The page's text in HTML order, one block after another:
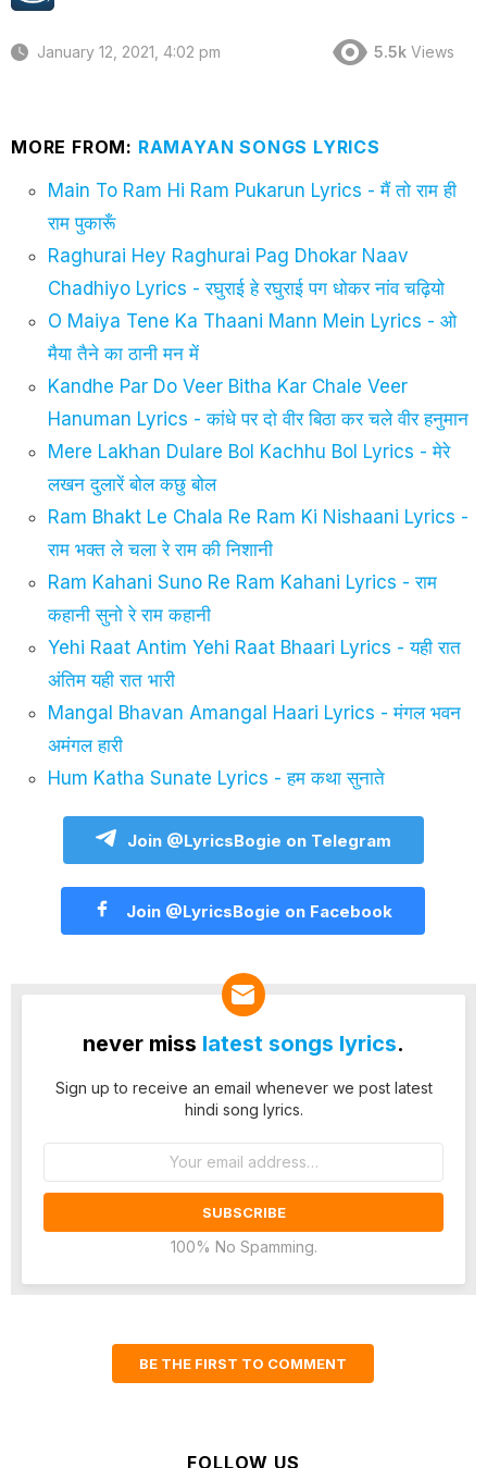
January 12, 2021, 4:02 pm 5.5k Views
MORE FROM: RAMAYAN SONGS LYRICS
Main To Ram Hi Ram Pukarun Lyrics - मैं तो राम ही
राम पुकारूँ
Raghurai Hey Raghurai Pag Dhokar Naav
Chadhiyo Lyrics - रघुराई हे रघुराई पग धोकर नांव चढ़ियो
O Maiya Tene Ka Thaani Mann Mein Lyrics - ओ
मैया तैने का ठानी मन में
Kandhe Par Do Veer Bitha Kar Chale Veer
Hanuman Lyrics - कांधे पर दो वीर बिठा कर चले वीर हनुमान
Mere Lakhan Dulare Bol Kachhu Bol Lyrics - मेरे
लखन दुलारें बोल कछु बोल
Ram Bhakt Le Chala Re Ram Ki Nishaani Lyrics -
राम भक्त ले चला रे राम की निशानी
Ram Kahani Suno Re Ram Kahani Lyrics - राम
कहानी सुनो रे राम कहानी
Yehi Raat Antim Yehi Raat Bhaari Lyrics - यही रात
अंतिम यही रात भारी
Mangal Bhavan Amangal Haari Lyrics - मंगल भवन
अमंगल हारी
Hum Katha Sunate Lyrics - हम कथा सुनाते
Join @LyricsBogie on Telegram
Join @LyricsBogie on Facebook
never miss latest songs lyrics.
Sign up to receive an email whenever we post latest
hindi song lyrics.
100% No Spamming.
BE THE FIRST TO COMMENT
FOLLOW US